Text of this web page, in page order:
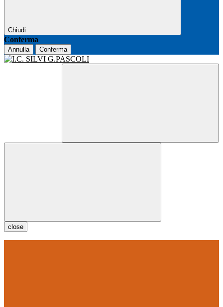
Chiudi
Conferma
Annulla Conferma
close